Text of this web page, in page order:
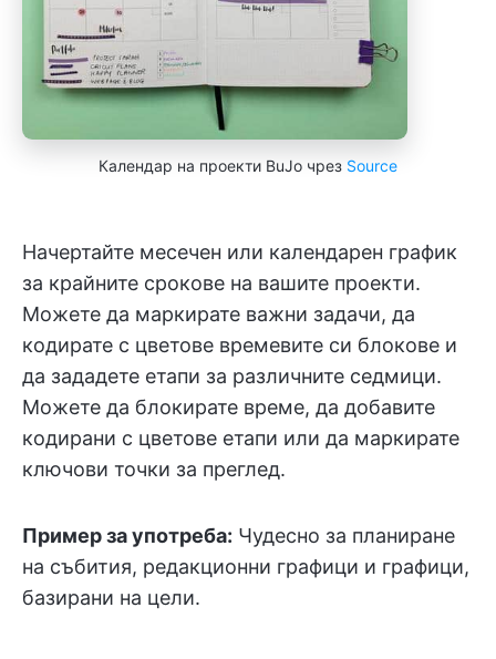
Календар на проекти BuJo чрез Source
Начертайте месечен или календарен график
за крайните срокове на вашите проекти.
Можете да маркирате важни задачи, да
кодирате с цветове времевите си блокове и
да зададете етапи за различните седмици.
Можете да блокирате време, да добавите
кодирани с цветове етапи или да маркирате
ключови точки за преглед.
Пример за употреба: Чудесно за планиране
на събития, редакционни графици и графици,
базирани на цели.